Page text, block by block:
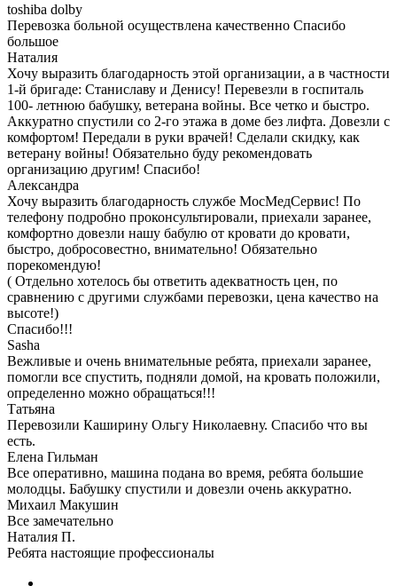
toshiba dolby
Перевозка больной осуществлена качественно Спасибо
большое
Наталия
Хочу выразить благодарность этой организации, а в частности
1-й бригаде: Станиславу и Денису! Перевезли в госпиталь
100- летнюю бабушку, ветерана войны. Все четко и быстро.
Аккуратно спустили со 2-го этажа в доме без лифта. Довезли с
комфортом! Передали в руки врачей! Сделали скидку, как
ветерану войны! Обязательно буду рекомендовать
организацию другим! Спасибо!
Александра
Хочу выразить благодарность службе МосМедСервис! По
телефону подробно проконсультировали, приехали заранее,
комфортно довезли нашу бабулю от кровати до кровати,
быстро, добросовестно, внимательно! Обязательно
порекомендую!
( Отдельно хотелось бы ответить адекватность цен, по
сравнению с другими службами перевозки, цена качество на
высоте!)
Спасибо!!!
Sasha
Вежливые и очень внимательные ребята, приехали заранее,
помогли все спустить, подняли домой, на кровать положили,
определенно можно обращаться!!!
Татьяна
Перевозили Каширину Ольгу Николаевну. Спасибо что вы
есть.
Елена Гильман
Все оперативно, машина подана во время, ребята большие
молодцы. Бабушку спустили и довезли очень аккуратно.
Михаил Макушин
Все замечательно
Наталия П.
Ребята настоящие профессионалы